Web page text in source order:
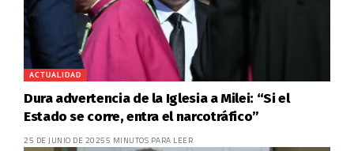
ACTUALIDAD
Dura advertencia de la Iglesia a Milei: “Si el
Estado se corre, entra el narcotráfico”
25 DE JUNIO DE 20255 MINUTOS PARA LEER